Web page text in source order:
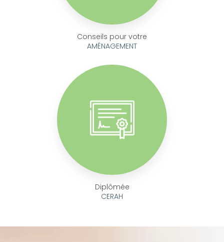
Conseils pour votre
AMÉNAGEMENT
Diplômée
CERAH